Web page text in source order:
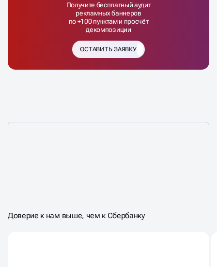
Получите бесплатный аудит
рекламных баннеров
по +100 пунктам и просчёт
декомпозиции
ОСТАВИТЬ ЗАЯВКУ
НАМ ДОВЕРЯЮТЗА
Доверие к нам выше, чем к Сбербанку